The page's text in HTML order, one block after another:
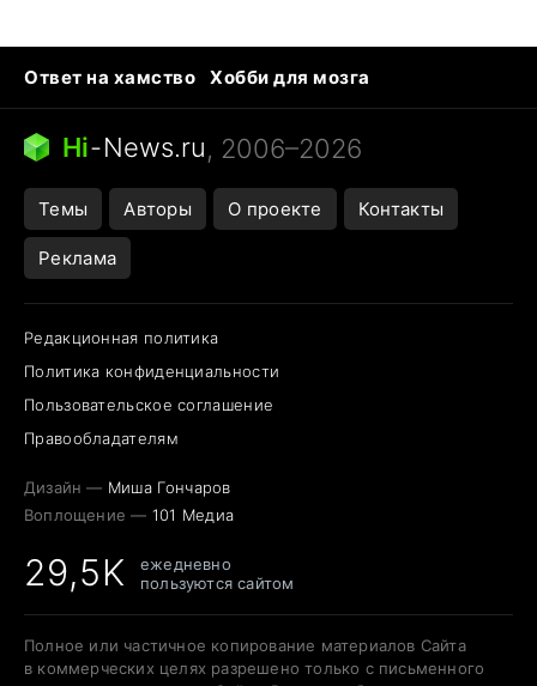
Ответ на хамство
Хобби для мозга
Бензин 100 и 95
Тунцы в океанариуме
Следующая пандемия
Hi-News.ru, 2006–2026
Темы Авторы О проекте Контакты
Реклама
Редакционная политика
Политика конфиденциальности
Пользовательское соглашение
Правообладателям
Дизайн — Миша Гончаров
Воплощение — 101 Медиа
29,5K
ежедневно
пользуются сайтом
Полное или частичное копирование материалов Сайта
в коммерческих целях разрешено только с письменного